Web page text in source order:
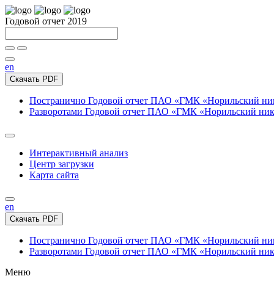
Годовой отчет 2019
en
Скачать PDF
Постранично Годовой отчет ПАО «ГМК «Норильский
Разворотами Годовой отчет ПАО «ГМК «Норильский
Интерактивный анализ
Центр загрузки
Карта сайта
en
Скачать PDF
Постранично Годовой отчет ПАО «ГМК «Норильский
Разворотами Годовой отчет ПАО «ГМК «Норильский
Меню